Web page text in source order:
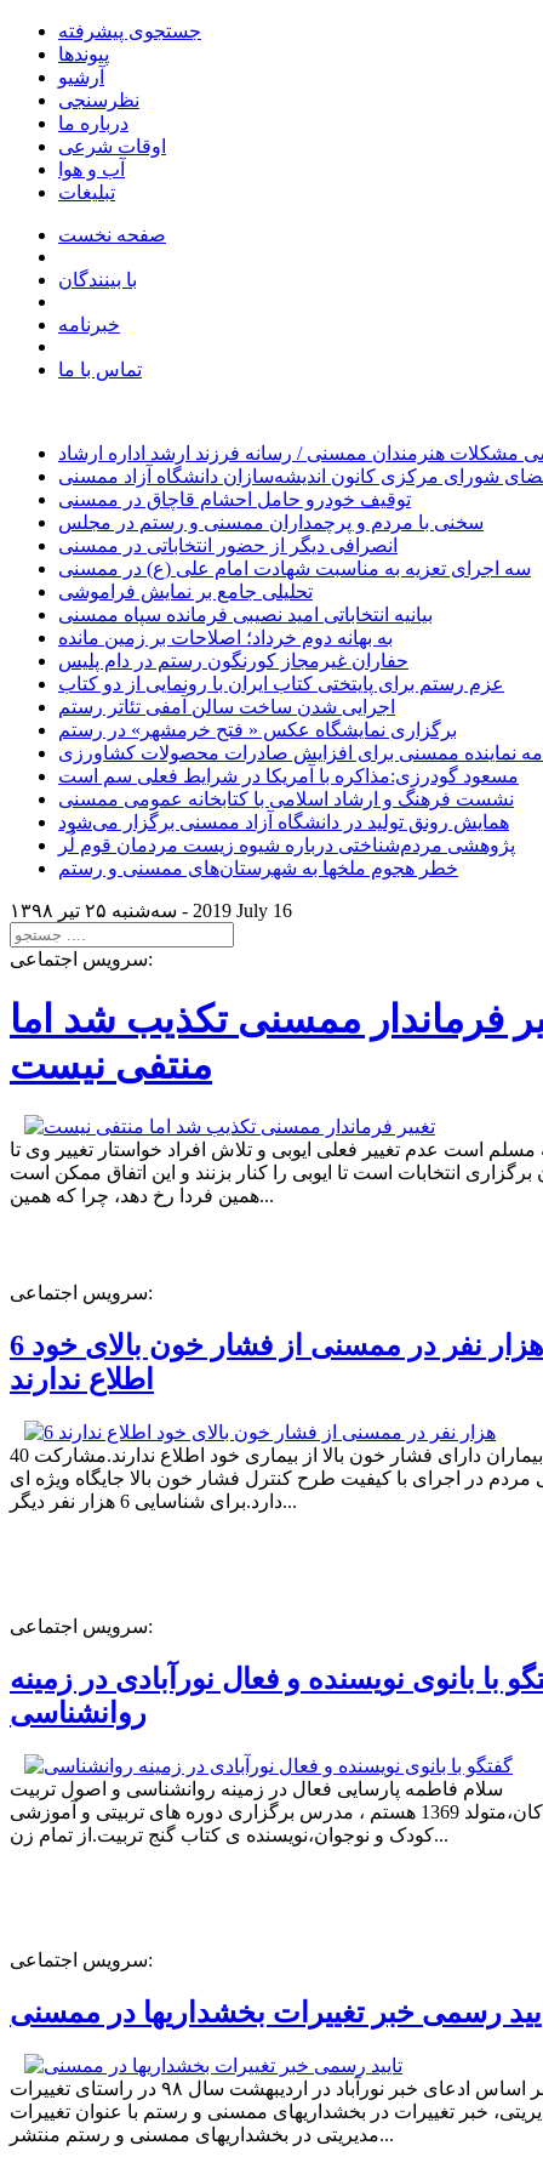
جستجوی پیشرفته
پیوندها
آرشیو
نظرسنجی
درباره ما
اوقات شرعی
آب و هوا
تبلیغات
صفحه نخست
با بینندگان
خبرنامه
تماس با ما
مشکلات هنرمندان ممسنی / رسانه فرزند ارشد اداره ارشاد
شورای مرکزی کانون اندیشه‌سازان دانشگاه آزاد ممسنی
توقیف خودرو حامل احشام قاچاق در ممسنی
سخنی با مردم و پرچمداران ممسنی و رستم در مجلس
انصرافی دیگر از حضور انتخاباتی در ممسنی
سه اجرای تعزیه به مناسبت شهادت امام علی (ع) در ممسنی
تحلیلی جامع بر نمایش فراموشی
بیانیه انتخاباتی امید نصیبی فرمانده سپاه ممسنی
به بهانه دوم خرداد؛ اصلاحات بر زمین مانده
حفاران غیرمجاز کورنگون رستم در دام پلیس
عزم رستم برای پایتختی کتاب ایران با رونمایی از دو کتاب
اجرایی شدن ساخت سالن آمفی تئاتر رستم
برگزاری نمایشگاه عکس « فتح خرمشهر» در رستم
نماینده ممسنی برای افزایش صادرات محصولات کشاورزی
مسعود گودرزی:مذاکره با آمریکا در شرایط فعلی سم است
نشست فرهنگ و ارشاد اسلامی با کتابخانه عمومی ممسنی
همایش رونق تولید در دانشگاه آزاد ممسنی برگزار می‌شود
پژوهشی مردم‌شناختی درباره شیوه زیست مردمان قوم لُر
خطر هجوم ملخها به شهرستان‌های ممسنی و رستم
سه‌شنبه ۲۵ تير ۱۳۹۸ - 2019 July 16
سرویس اجتماعی:
فرماندار ممسنی تکذیب شد اما
منتفی نیست
مسلم است عدم تغییر فعلی ایوبی و تلاش افراد خواستار تغییر وی تا
برگزاری انتخابات است تا ایوبی را کنار بزنند و این اتفاق ممکن است
همین فردا رخ دهد، چرا که همین...
سرویس اجتماعی:
6 هزار نفر در ممسنی از فشار خون بالای خود
اطلاع ندارند
40 درصد بیماران دارای فشار خون بالا از بیماری خود اطلاع ندارند.مشارکت
در اجرای با کیفیت طرح کنترل فشار خون بالا جایگاه ویژه ای
دارد.برای شناسایی 6 هزار نفر دیگر...
سرویس اجتماعی:
با بانوی نویسنده و فعال نورآبادی در زمینه
روانشناسی
سلام فاطمه پارسایی فعال در زمینه روانشناسی و اصول تربیت
کودکان،متولد 1369 هستم ، مدرس برگزاری دوره های تربیتی و آموزشی
کودک و نوجوان،نویسنده ی کتاب گنج تربیت.از تمام زن...
سرویس اجتماعی:
رسمی خبر تغییرات بخشداریها در ممسنی
بر اساس ادعای خبر نورآباد در اردیبهشت سال ۹۸ در راستای تغییرات
خبر تغییرات در بخشداریهای ممسنی و رستم با عنوان تغییرات
مدیریتی در بخشداریهای ممسنی و رستم منتشر...